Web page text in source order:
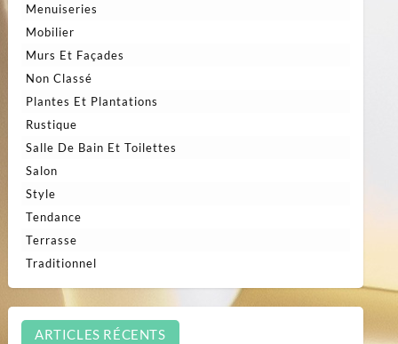
Menuiseries
Mobilier
Murs Et Façades
Non Classé
Plantes Et Plantations
Rustique
Salle De Bain Et Toilettes
Salon
Style
Tendance
Terrasse
Traditionnel
ARTICLES RÉCENTS